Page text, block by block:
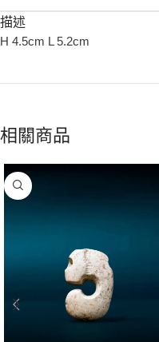
描述
H 4.5cm L 5.2cm
相關商品